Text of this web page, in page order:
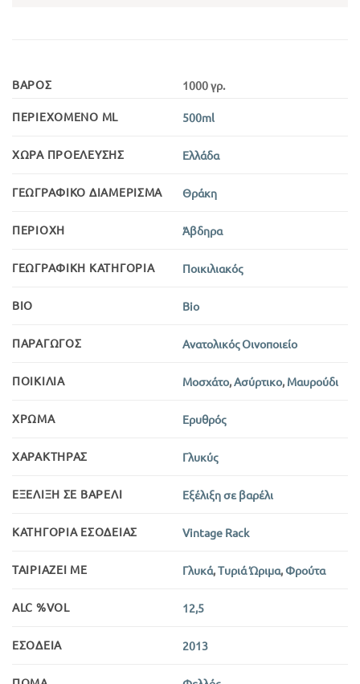
ΒΆΡΟΣ 1000 γρ.
ΠΕΡΙΕΧΌΜΕΝΟ ML 500ml
ΧΏΡΑ ΠΡΟΈΛΕΥΣΗΣ Ελλάδα
ΓΕΩΓΡΑΦΙΚΌ ΔΙΑΜΈΡΙΣΜΑ Θράκη
ΠΕΡΙΟΧΉ Άβδηρα
ΓΕΩΓΡΑΦΙΚΉ ΚΑΤΗΓΟΡΊΑ Ποικιλιακός
BIO Bio
ΠΑΡΑΓΩΓΌΣ Ανατολικός Οινοποιείο
ΠΟΙΚΙΛΊΑ Μοσχάτο,Ασύρτικο, Μαυρούδι
ΧΡΏΜΑ Ερυθρός
ΧΑΡΑΚΤΉΡΑΣ Γλυκύς
ΕΞΈΛΙΞΗ ΣΕ ΒΑΡΈΛΙ Εξέλιξη σε βαρέλι
ΚΑΤΗΓΟΡΊΑ ΕΣΟΔΕΊΑΣ Vintage Rack
ΤΑΙΡΙΆΖΕΙ ΜΕ Γλυκά,Τυριά Ώριμα,Φρούτα
ALC %VOL 12,5
ΕΣΟΔΕΊΑ 2013